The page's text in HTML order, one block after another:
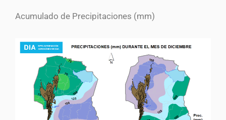
Acumulado de Precipitaciones (mm)